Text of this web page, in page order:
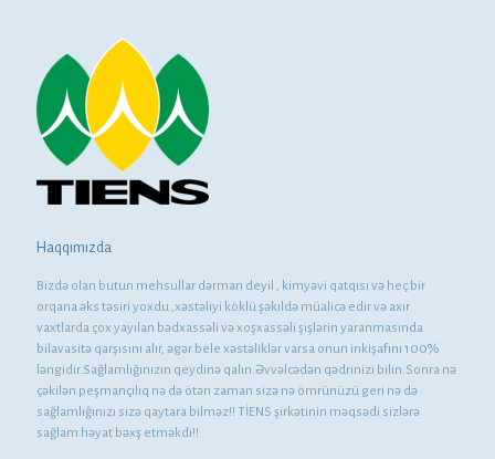
Haqqımızda
Bizdə olan butun mehsullar dərman deyil , kimyəvi qatqısı və heç bir
orqana əks təsiri yoxdu ,xəstəliyi köklü şəkıldə müalicə edir və axır
vaxtlarda çox yayılan bədxassəli və xoşxassəli şışlərin yaranmasında
bilavasitə qarşısını alır, əgər bele xəstəliklər varsa onun inkişafını 100%
ləngidir.Sağlamlığınızın qeydinə qalın.Əvvəlcədən qədrinizi bilin.Sonra nə
çəkilən peşmançılıq nə də ötən zaman sizə nə ömrünüzü geri nə də
sağlamlığınızı sizə qaytara bilməz!! TİENS şirkətinin məqsədi sizlərə
sağlam həyat bəxş etməkdi!!